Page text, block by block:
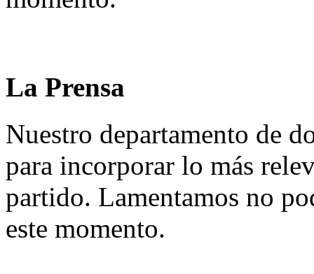
La Prensa
Nuestro departamento de
para incorporar lo más
partido. Lamentamos no
este momento.